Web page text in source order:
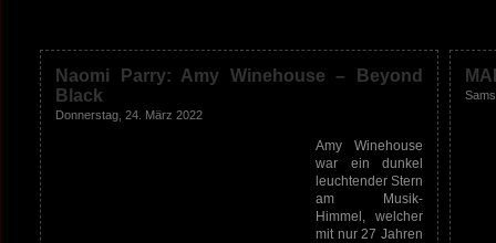
Naomi Parry: Amy Winehouse – Beyond
Black
Donnerstag, 24. März 2022
Amy Winehouse
war ein dunkel
leuchtender Stern
am Musik-
Himmel, welcher
mit nur 27 Jahren